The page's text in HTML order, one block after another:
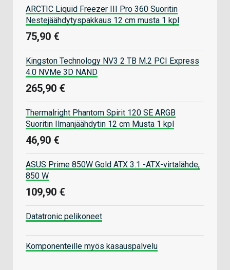
ARCTIC Liquid Freezer III Pro 360 Suoritin
Nestejäähdytyspakkaus 12 cm musta 1 kpl
75,90 €
Kingston Technology NV3 2 TB M.2 PCI Express
4.0 NVMe 3D NAND
265,90 €
Thermalright Phantom Spirit 120 SE ARGB
Suoritin Ilmanjäähdytin 12 cm Musta 1 kpl
46,90 €
ASUS Prime 850W Gold ATX 3.1 -ATX-virtalähde,
850 W
109,90 €
Datatronic pelikoneet
Komponenteille myös kasauspalvelu